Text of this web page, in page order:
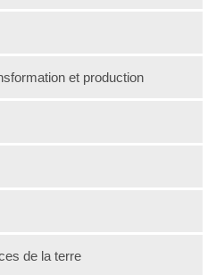
et production
de la terre